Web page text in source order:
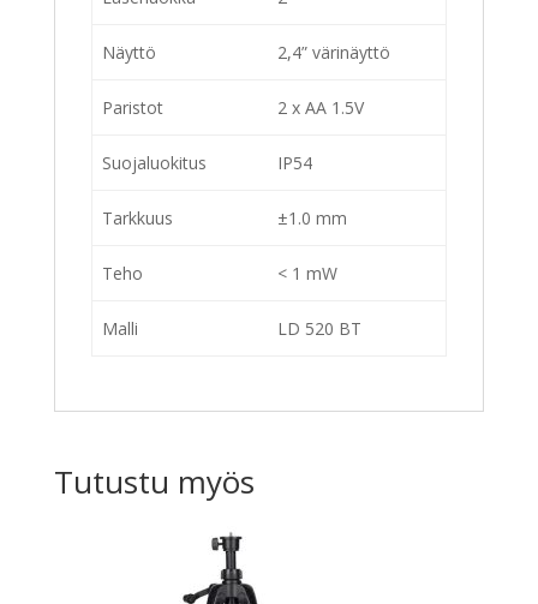
Näyttö 2,4” värinäyttö
Paristot 2 x AA 1.5V
Suojaluokitus IP54
Tarkkuus ±1.0 mm
Teho < 1 mW
Malli LD 520 BT
Tutustu myös